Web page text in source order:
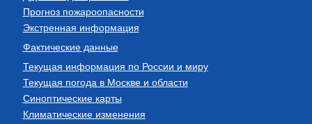
Прогноз пожароопасности
Экстренная информация
Фактические данные
Текущая информация по России и миру
Текущая погода в Москве и области
Синоптические карты
Климатические изменения